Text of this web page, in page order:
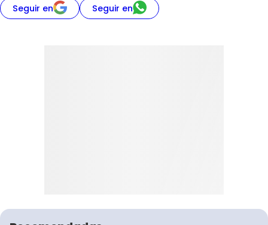
Seguir en Seguir en